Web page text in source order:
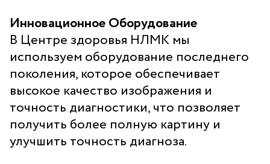
Инновационное Оборудование
В Центре здоровья НЛМК мы
используем оборудование последнего
поколения, которое обеспечивает
высокое качество изображения и
точность диагностики, что позволяет
получить более полную картину и
улучшить точность диагноза.